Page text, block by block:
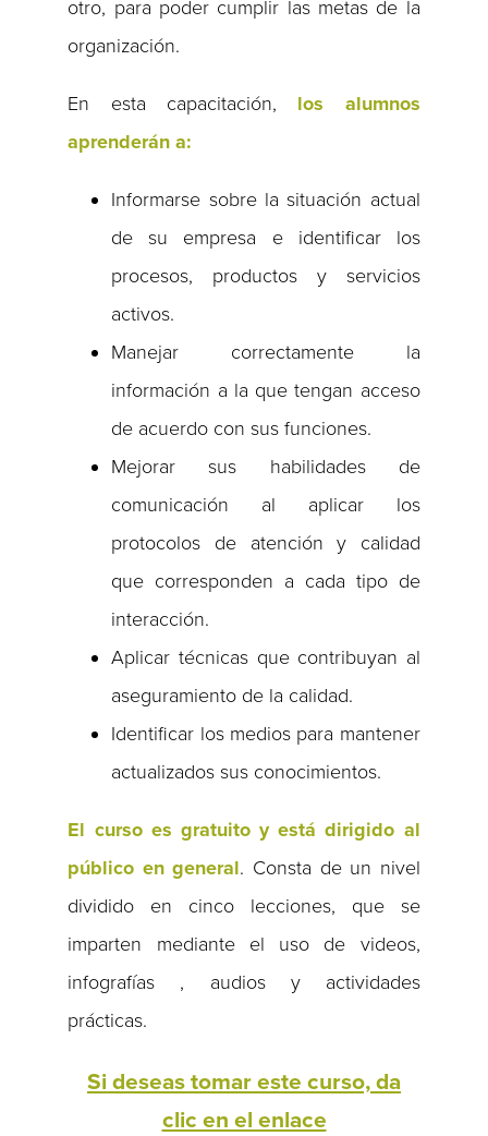
otro, para poder cumplir las metas de la
organización.
En esta capacitación, los alumnos
aprenderán a:
Informarse sobre la situación actual
de su empresa e identificar los
procesos, productos y servicios
activos.
Manejar correctamente la
información a la que tengan acceso
de acuerdo con sus funciones.
Mejorar sus habilidades de
comunicación al aplicar los
protocolos de atención y calidad
que corresponden a cada tipo de
interacción.
Aplicar técnicas que contribuyan al
aseguramiento de la calidad.
Identificar los medios para mantener
actualizados sus conocimientos.
El curso es gratuito y está dirigido al
público en general. Consta de un nivel
dividido en cinco lecciones, que se
imparten mediante el uso de videos,
infografías , audios y actividades
prácticas.
Si deseas tomar este curso, da
clic en el enlace